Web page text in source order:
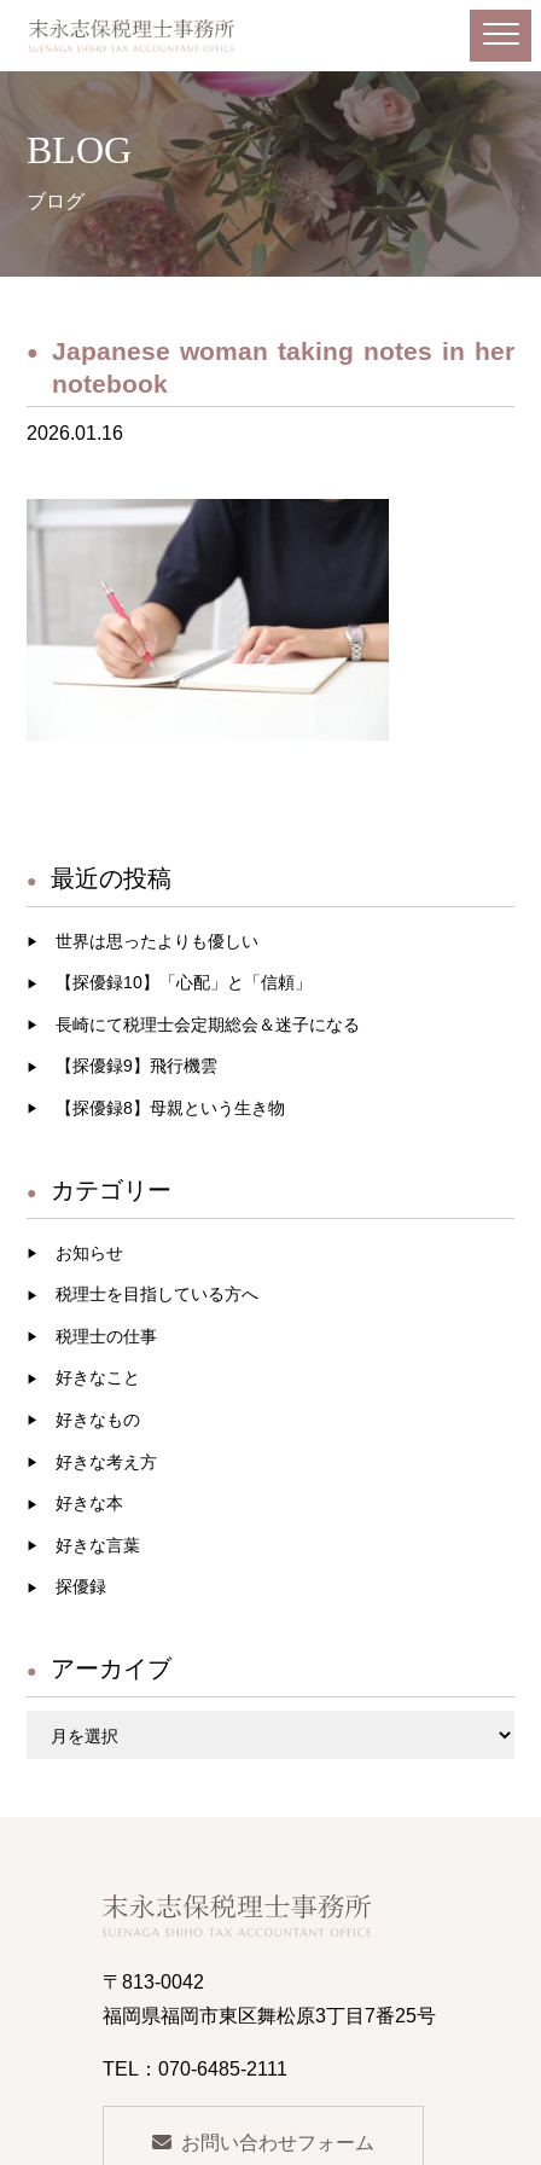
BLOG
ブログ
Japanese woman taking notes in her
notebook
2026.01.16
最近の投稿
世界は思ったよりも優しい
【探優録10】「心配」と「信頼」
長崎にて税理士会定期総会＆迷子になる
【探優録9】飛行機雲
【探優録8】母親という生き物
カテゴリー
お知らせ
税理士を目指している方へ
税理士の仕事
好きなこと
好きなもの
好きな考え方
好きな本
好きな言葉
探優録
アーカイブ
〒813-0042
福岡県福岡市東区舞松原3丁目7番25号
TEL：070-6485-2111
お問い合わせフォーム